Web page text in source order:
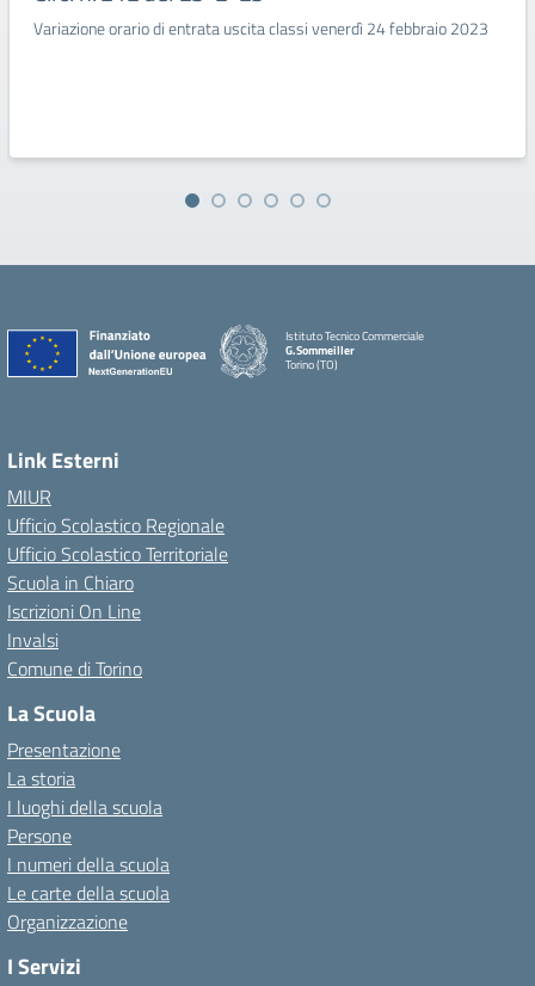
Variazione orario di entrata uscita classi venerdì 24 febbraio 2023
Istituto Tecnico Commerciale
G.Sommeiller
Torino (TO)
Link Esterni
MIUR
Ufficio Scolastico Regionale
Ufficio Scolastico Territoriale
Scuola in Chiaro
Iscrizioni On Line
Invalsi
Comune di Torino
La Scuola
Presentazione
La storia
I luoghi della scuola
Persone
I numeri della scuola
Le carte della scuola
Organizzazione
I Servizi